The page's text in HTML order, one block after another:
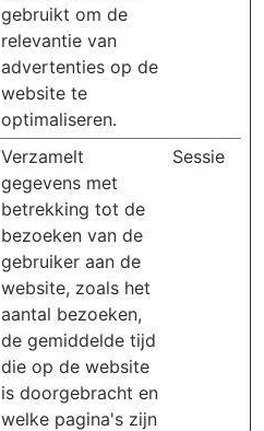
gebruikt om de
relevantie van
advertenties op de
website te
optimaliseren.
Verzamelt
gegevens met
betrekking tot de
bezoeken van de
gebruiker aan de
website, zoals het
aantal bezoeken,
de gemiddelde tijd
die op de website
is doorgebracht en
welke pagina's zijn
Sessie